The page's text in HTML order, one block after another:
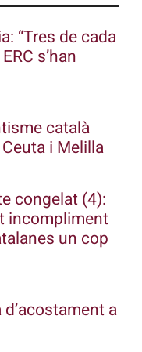
“Tres de cada
s’han
català
i Melilla
congelat (4):
incompliment
un cop
a